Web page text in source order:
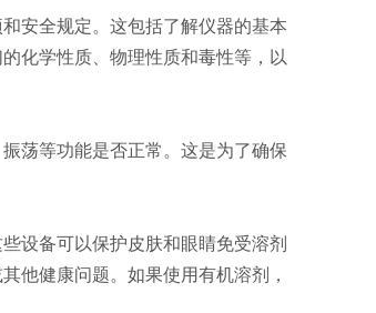
安全规定。这包括了解仪器的基本
化学性质、物理性质和毒性等，以
荡等功能是否正常。这是为了确保
设备可以保护皮肤和眼睛免受溶剂
他健康问题。如果使用有机溶剂，